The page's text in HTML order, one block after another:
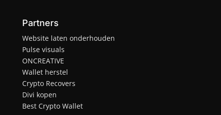
Partners
Website laten onderhouden
Pulse visuals
ONCREATIVE
Wallet herstel
Crypto Recovers
Divi kopen
Best Crypto Wallet